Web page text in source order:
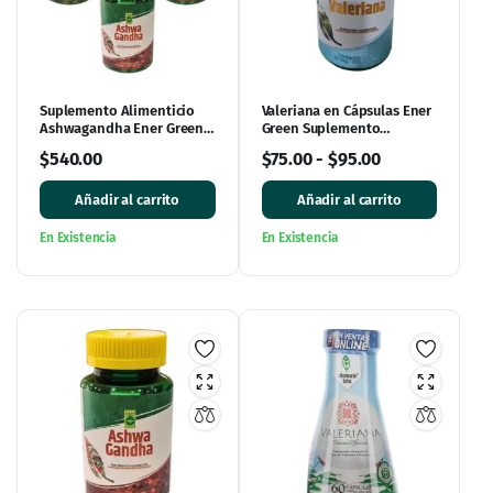
Suplemento Alimenticio
Ashwagandha Ener Green –
$540.00
Añadir al carrito
En Existencia
Valeriana en Cápsulas Ener
Green Suplemento
$75.00-$95.00
Añadir al carrito
En Existencia